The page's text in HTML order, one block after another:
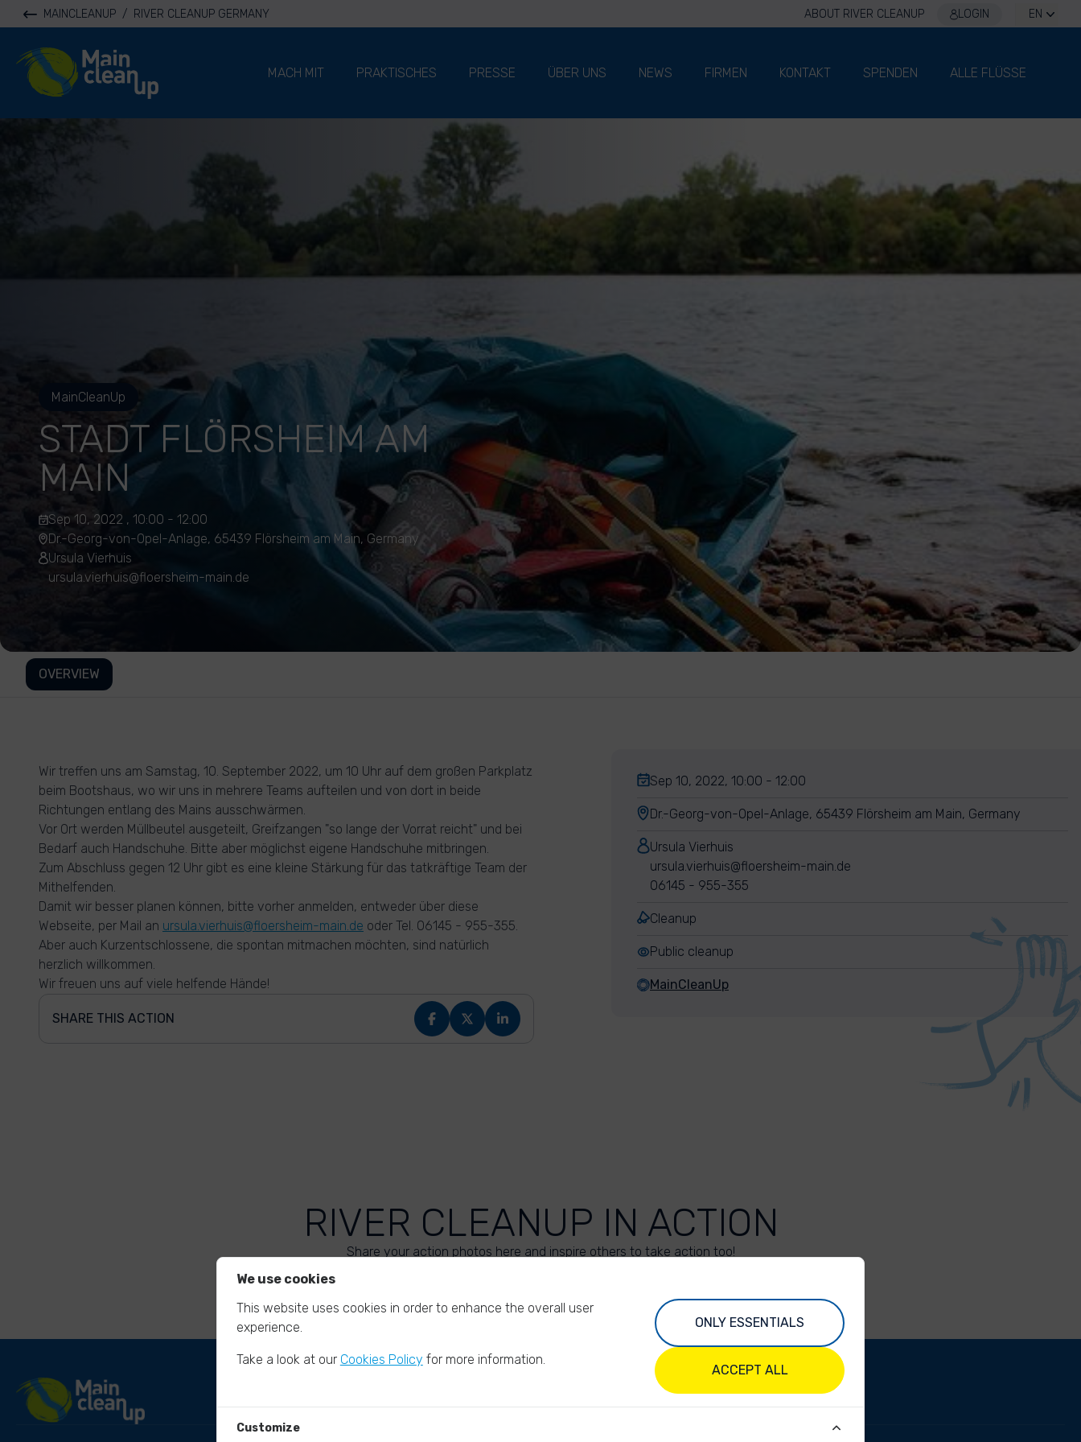
MAINCLEANUP / RIVER CLEANUP GERMANY ABOUT RIVER CLEANUP LOGIN EN
River Cleanup
MACH MIT
PRAKTISCHES PRESSE ÜBER UNS NEWS FIRMEN KONTAKT SPENDEN ALLE FLÜSSE
MainCleanUp
STADT FLÖRSHEIM AM
MAIN
Sep 10, 2022 , 10:00 - 12:00
Dr.-Georg-von-Opel-Anlage, 65439 Flörsheim am Main, Germany
Ursula Vierhuis
ursula.vierhuis@floersheim-main.de
OVERVIEW
Wir treffen uns am Samstag, 10. September 2022, um 10 Uhr auf dem großen Parkplatz
beim Bootshaus, wo wir uns in mehrere Teams aufteilen und von dort in beide
Richtungen entlang des Mains ausschwärmen.
Vor Ort werden Müllbeutel ausgeteilt, Greifzangen "so lange der Vorrat reicht" und bei
Bedarf auch Handschuhe. Bitte aber möglichst eigene Handschuhe mitbringen.
Zum Abschluss gegen 12 Uhr gibt es eine kleine Stärkung für das tatkräftige Team der
Mithelfenden.
Damit wir besser planen können, bitte vorher anmelden, entweder über diese
Webseite, per Mail an ursula.vierhuis@floersheim-main.de oder Tel. 06145 - 955-355.
Aber auch Kurzentschlossene, die spontan mitmachen möchten, sind natürlich
herzlich willkommen.
Wir freuen uns auf viele helfende Hände!
SHARE THIS ACTION
Sep 10, 2022, 10:00 - 12:00
Dr.-Georg-von-Opel-Anlage, 65439 Flörsheim am Main, Germany
Ursula Vierhuis
ursula.vierhuis@floersheim-main.de
06145 - 955-355
Cleanup
Public cleanup
MainCleanUp
RIVER CLEANUP IN ACTION
Share your action photos here and inspire others to take action too!
We use cookies
This website uses cookies in order to enhance the overall user
experience.
Take a look at our Cookies Policy for more information.
ONLY ESSENTIALS
ACCEPT ALL
Customize